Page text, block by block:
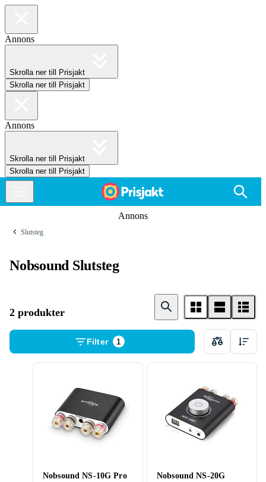
Annons
Skrolla ner till Prisjakt
Skrolla ner till Prisjakt
Annons
Skrolla ner till Prisjakt
Skrolla ner till Prisjakt
Annons
Slutsteg
Nobsound Slutsteg
2 produkter
Filter 1
Nobsound NS-10G Pro
Nobsound NS-20G